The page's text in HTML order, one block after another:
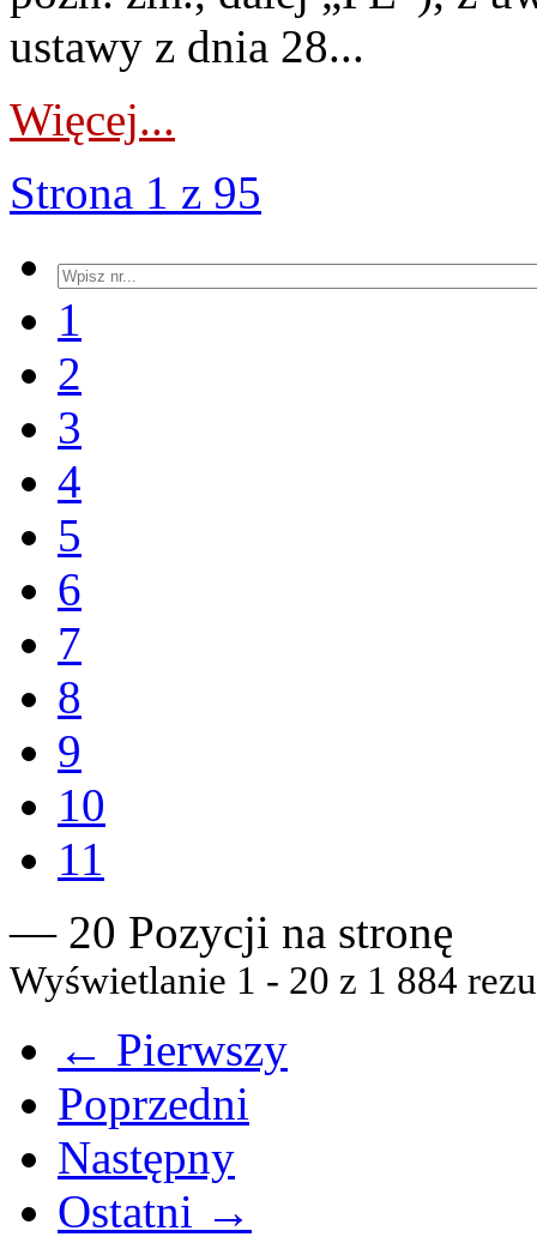
ustawy z dnia 28...
Więcej...
Strona 1 z 95
1
2
3
4
5
6
7
8
9
10
11
— 20 Pozycji na stronę
Wyświetlanie 1 - 20 z 1 884
← Pierwszy
Poprzedni
Następny
Ostatni →